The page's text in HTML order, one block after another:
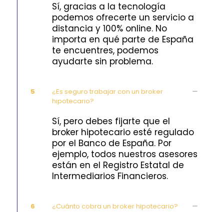
Sí, gracias a la tecnología
podemos ofrecerte un servicio a
distancia y 100% online. No
importa en qué parte de España
te encuentres, podemos
ayudarte sin problema.
5
¿Es seguro trabajar con un broker
hipotecario?
Sí, pero debes fijarte que el
broker hipotecario esté regulado
por el Banco de España. Por
ejemplo, todos nuestros asesores
están en el Registro Estatal de
Intermediarios Financieros.
6 ¿Cuánto cobra un broker hipotecario?